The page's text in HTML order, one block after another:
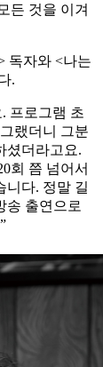
든 것을 이겨
독자와 <나는
.
프로그램 초
랬더니 그분
셨더라고요.
회 쯤 넘어서
니다. 정말 길
송 출연으로